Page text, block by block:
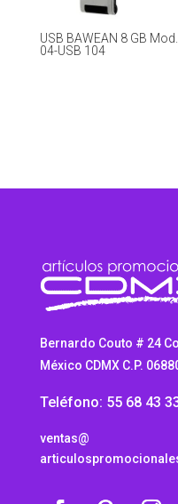
USB BAWEAN 8 GB Mod.
04-USB 104
Bernardo Couto # 24
México CDMX C.P.
Teléfono: 55 68 43
ventas@